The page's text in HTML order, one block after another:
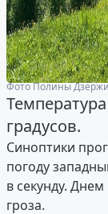
Фото Полины
градусов.
Синоптики
погоду
в секунду.
гроза.